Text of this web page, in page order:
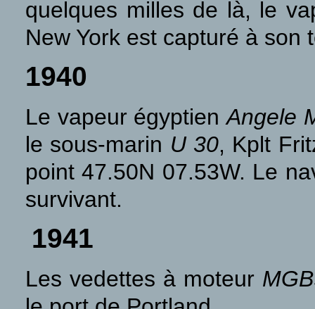
quelques milles de là, le
New York est capturé à
1940
Le vapeur égyptienAngele
le sous-marin U 30, Kplt
point 47.50N 07.53W. Le
survivant.
1941
Les vedettes à moteur